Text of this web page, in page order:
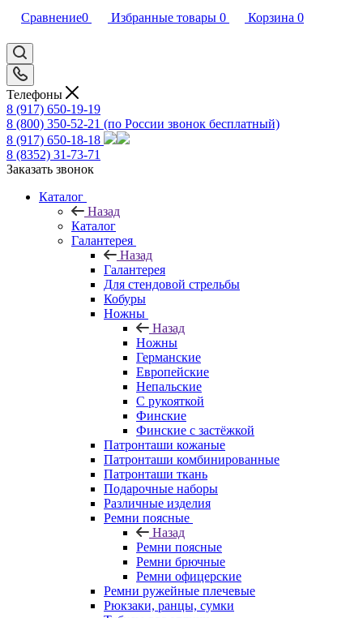
Сравнение0 Избранные товары 0 Корзина 0
Телефоны
8 (917) 650-19-19
8 (800) 350-52-21 (по России звонок бесплатный)
8 (917) 650-18-18
8 (8352) 31-73-71
Заказать звонок
Каталог
Назад
Каталог
Галантерея
Назад
Галантерея
Для стендовой стрельбы
Кобуры
Ножны
Назад
Ножны
Германские
Европейские
Непальские
С рукояткой
Финские
Финские с застёжкой
Патронташи кожаные
Патронташи комбинированные
Патронташи ткань
Подарочные наборы
Различные изделия
Ремни поясные
Назад
Ремни поясные
Ремни брючные
Ремни офицерские
Ремни ружейные плечевые
Рюкзаки, ранцы, сумки